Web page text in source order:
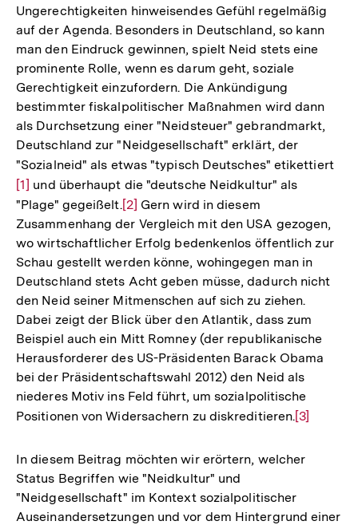
Ungerechtigkeiten hinweisendes Gefühl regelmäßig
auf der Agenda. Besonders in Deutschland, so kann
man den Eindruck gewinnen, spielt Neid stets eine
prominente Rolle, wenn es darum geht, soziale
Gerechtigkeit einzufordern. Die Ankündigung
bestimmter fiskalpolitischer Maßnahmen wird dann
als Durchsetzung einer "Neidsteuer" gebrandmarkt,
Deutschland zur "Neidgesellschaft" erklärt, der
"Sozialneid" als etwas "typisch Deutsches" etikettiertZur
[1] und überhaupt die "deutsche Neidkultur" als
"Plage" gegeißelt.Zur
Auflösung
der
Fußnote
[2] Gern wird in diesem
Zusammenhang der Vergleich mit den USA gezogen,
wo wirtschaftlicher Erfolg bedenkenlos öffentlich zur
Schau gestellt werden könne, wohingegen man in
Deutschland stets Acht geben müsse, dadurch nicht
den Neid seiner Mitmenschen auf sich zu ziehen.
Dabei zeigt der Blick über den Atlantik, dass zum
Beispiel auch ein Mitt Romney (der republikanische
Herausforderer des US-Präsidenten Barack Obama
bei der Präsidentschaftswahl 2012) den Neid als
niederes Motiv ins Feld führt, um sozialpolitische
Positionen von Widersachern zu diskreditieren.Zur
der
[3]
In diesem Beitrag möchten wir erörtern, welcher
Status Begriffen wie "Neidkultur" und
"Neidgesellschaft" im Kontext sozialpolitischer
Auseinandersetzungen und vor dem Hintergrund einer